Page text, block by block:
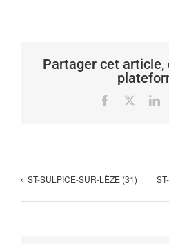
Partager cet article,
Facebook
ST-SULPICE-SUR-LÈZE (31)